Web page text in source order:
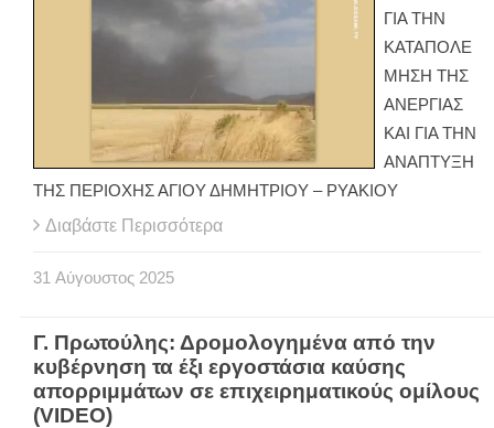
ΓΙΑ ΤΗΝ
ΚΑΤΑΠΟΛΕ
ΜΗΣΗ ΤΗΣ
ΑΝΕΡΓΙΑΣ
ΚΑΙ ΓΙΑ ΤΗΝ
ΑΝΑΠΤΥΞΗ
ΤΗΣ ΠΕΡΙΟΧΗΣ ΑΓΙΟΥ ΔΗΜΗΤΡΙΟΥ – ΡΥΑΚΙΟΥ
Διαβάστε Περισσότερα
31 Αύγουστος 2025
Γ. Πρωτούλης: Δρομολογημένα από την
κυβέρνηση τα έξι εργοστάσια καύσης
απορριμμάτων σε επιχειρηματικούς ομίλους
(VIDEO)